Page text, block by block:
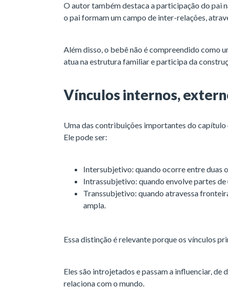
O autor também destaca a participação do pai
o pai formam um campo de inter-relações,
Além disso, o bebê não é compreendido como
atua na estrutura familiar e participa da
Vínculos internos,
Uma das contribuições importantes do
Ele pode ser:
Intersubjetivo: quando ocorre entre duas
Intrassubjetivo: quando envolve partes de
Transsubjetivo: quando atravessa
ampla.
Essa distinção é relevante porque os vínculos
Eles são introjetados e passam a influenciar,
relaciona com o mundo.